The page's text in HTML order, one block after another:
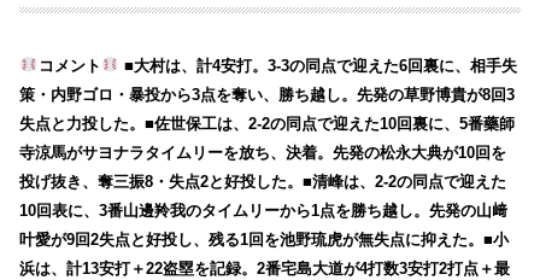
コメント
■大村は、計4安打。3-3の同点で迎えた6回裏に、相手失
策・内野ゴロ・暴投から3点を奪い、勝ち越し。先発の草野博貴が8回3
失点と力投した。■佐世保工は、2-2の同点で迎えた10回裏に、5番藥師
寺涼馬がサヨナラタイムリーを放ち、決着。先発の松永大典が10回を
投げ抜き、奪三振8・失点2と好投した。■清峰は、2-2の同点で迎えた
10回表に、3番山邊羚我のタイムリーから1点を勝ち越し。先発の山﨑
叶愛が9回2失点と好投し、残る1回を池野琉虎が無失点に抑えた。■小
浜は、計13安打＋22盗塁を記録。2番宅島大道が4打数3安打2打点＋最